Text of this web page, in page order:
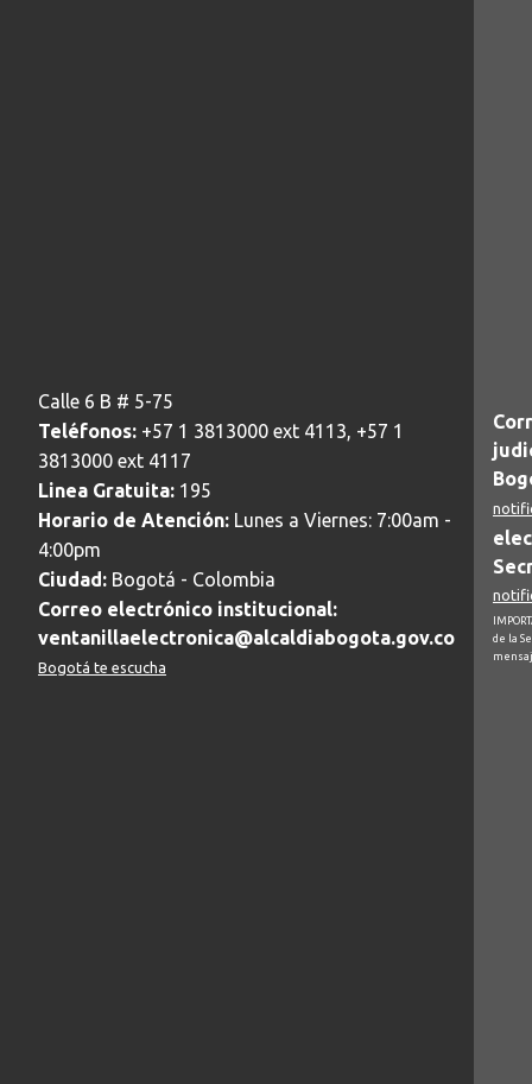
Calle 6 B # 5-75
Teléfonos: +57 1 3813000 ext 4113, +57 1
3813000 ext 4117
Linea Gratuita: 195
Horario de Atención: Lunes a Viernes: 7:00am -
4:00pm
Ciudad: Bogotá - Colombia
Correo electrónico institucional:
ventanillaelectronica@alcaldiabogota.gov.co
Bogotá te escucha
de la